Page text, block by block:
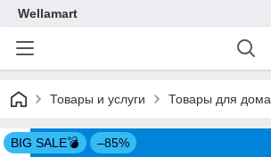
Wellamart
Товары и услуги Товары для дома
BIG SALE💣 –85%